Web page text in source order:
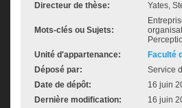
Directeur de thèse: Yates,
Mots-clés ou Sujets:
Unité d'appartenance:
Faculté
Déposé par:
Service
Date de dépôt:
16 juin
Dernière modification:
16 juin